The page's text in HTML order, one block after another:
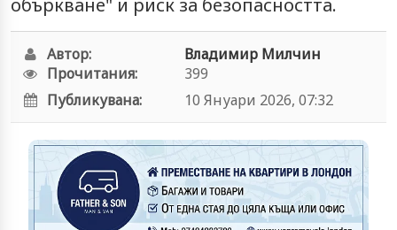
объркване" и риск за безопасността.
Автор:
Владимир Милчин
Прочитания:
399
Публикувана:
10 Януари 2026, 07:32